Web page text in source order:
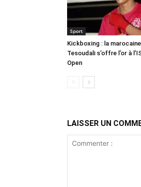
Sport
Kickboxing : la
Tesoudali s’offre l’or à
Open
LAISSER UN